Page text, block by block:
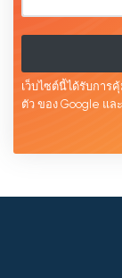
เว็บไซต์นี้ได้รับการ
ตัว ของ Google แล